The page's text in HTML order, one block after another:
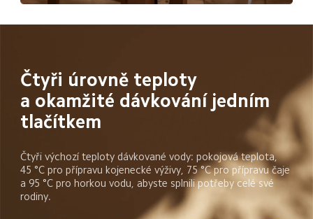
Čtyři úrovně teploty
a okamžité dávkování jedním
tlačítkem
Čtyři výchozí teploty dávkované vody: pokojová teplota,
45 °C pro přípravu kojenecké výživy, 75 °C pro přípravu čaje
a 95 °C pro horkou vodu, abyste splnili potřeby celé své
rodiny.